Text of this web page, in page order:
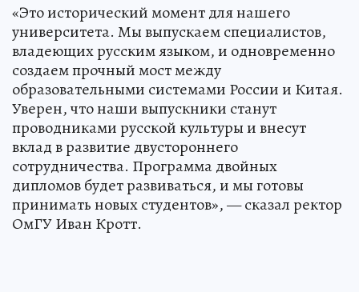
«Это исторический момент для нашего
университета. Мы выпускаем специалистов,
владеющих русским языком, и одновременно
создаем прочный мост между
образовательными системами России и Китая.
Уверен, что наши выпускники станут
проводниками русской культуры и внесут
вклад в развитие двустороннего
сотрудничества. Программа двойных
дипломов будет развиваться, и мы готовы
принимать новых студентов», — сказал ректор
ОмГУ Иван Кротт.